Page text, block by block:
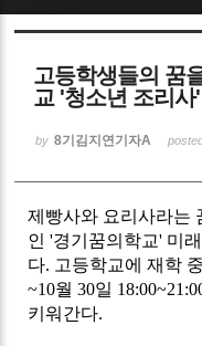
고등학생들의 꿈
교 '청소년 조리사'
by 8기김지연기자A
제빵사와 요리사라는
인'경기꿈의학교' 미
다. 고등학교에 재학
~10월 30일
키워간다.